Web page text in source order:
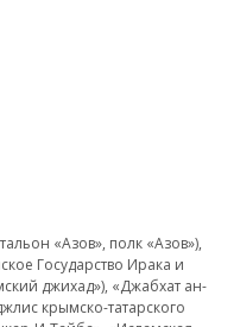
«Азов», полк «Азов»),
Государство Ирака и
джихад»), «Джабхат ан-
крымско-татарского